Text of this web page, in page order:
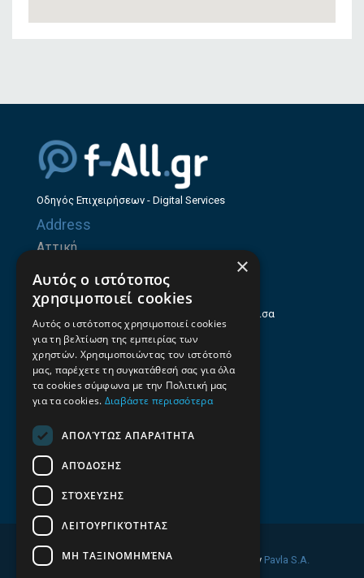
Οδηγός Επιχειρήσεων - Digital Services
Address
Αττική
Θεσσαλία
Ηρώων Πολυτεχνείου 214 (1ος Όροφος), Λάρισα
Επαγγελματικός οδηγός Λάρισας
Emails
Contacts
+30 2106100088
+30 2410533884
© 2026 FINDALL. All rights reserved. Developed by Pavla S.A.
×
Αυτός ο ιστότοπος
χρησιμοποιεί cookies
Αυτός ο ιστότοπος χρησιμοποιεί cookies
για τη βελτίωση της εμπειρίας των
χρηστών. Χρησιμοποιώντας τον ιστότοπό
μας, παρέχετε τη συγκατάθεσή σας για όλα
τα cookies σύμφωνα με την Πολιτική μας
για τα cookies. Διαβάστε περισσότερα
ΑΠΟΛΎΤΩΣ ΑΠΑΡΑΊΤΗΤΑ
ΑΠΌΔΟΣΗΣ
ΣΤΌΧΕΥΣΗΣ
ΛΕΙΤΟΥΡΓΙΚΌΤΗΤΑΣ
ΜΗ ΤΑΞΙΝΟΜΗΜΈΝΑ